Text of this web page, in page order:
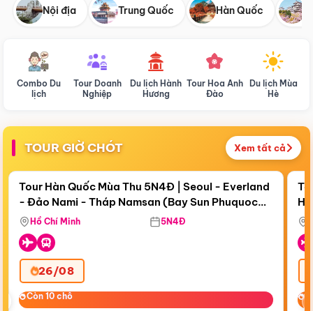
Nội địa Trung Quốc Hàn Quốc
Combo Du
lịch
Tour Doanh
Nghiệp
Du lịch Hành
Hương
Tour Hoa Anh
Đào
Du lịch Mùa
Hè
TOUR GIỜ CHÓT Xem tất cả
Còn18 ngày 01:29:38
Bay Sun Phuquoc Airways
Điểm nổi bật
Tour Hàn Quốc Mùa Thu 5N4Đ | Seoul - Everland
- Đảo Nami - Tháp Namsan (Bay Sun Phuquoc
Airways)
Hồ Chí Minh 5N4Đ
26/08
Còn 10 chỗ
Còn 10 chỗ